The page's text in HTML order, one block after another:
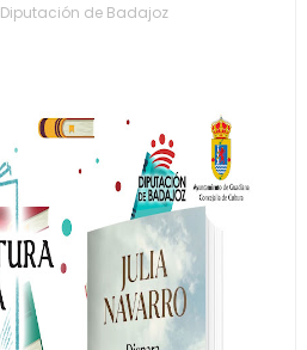
Diputación de Badajoz